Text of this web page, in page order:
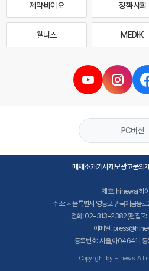
제약·바이오 정책·사회
웰니스 MEDI·K
PC버전
매체소개기사제보광고문의
제호: hinews(하
주소: 서울특별시 영등포구 국제금융
전화: 02-313-2382(편집
이메일:
등록번호: 서울,아04641 |
Copyright by Hinews. All